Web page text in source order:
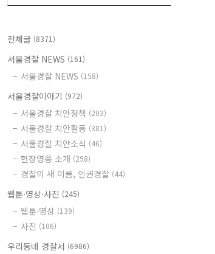
전체글 (8371)
서울경찰 NEWS (161)
서울경찰 NEWS (158)
서울경찰이야기 (972)
서울경찰 치안정책 (203)
서울경찰 치안활동 (381)
서울경찰 치안소식 (46)
현장영웅 소개 (298)
경찰의 새 이름, 인권경찰 (44)
웹툰·영상·사진 (245)
웹툰·영상 (139)
사진 (106)
우리동네 경찰서 (6986)